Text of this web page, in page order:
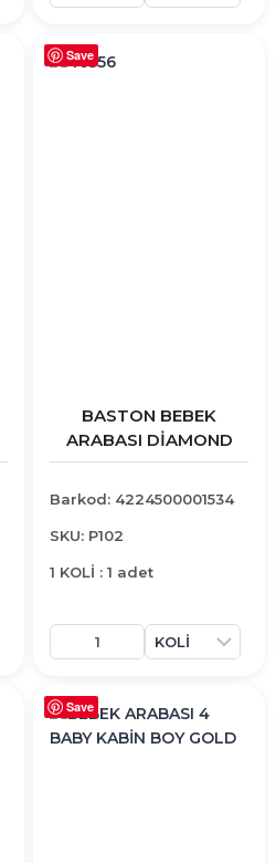
Save
BASTON BEBEK
ARABASI DİAMOND
Barkod: 4224500001534
SKU: P102
1 KOLİ : 1 adet
Save